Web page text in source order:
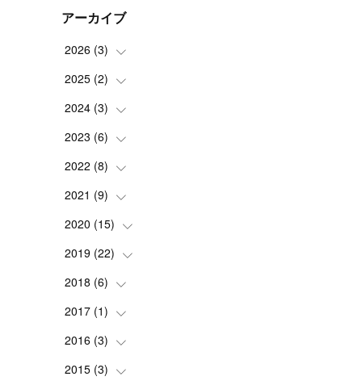
アーカイブ
2026 (3)
(2
(1
2025 (2)
(1
(1
2024 (3)
(1
(2
2023 (6)
(1
(1
(1)
(2)
(1
2022 (8)
(1
(1)
(2)
(1
(1
(1
(1
2021 (9)
(1)
(2)
(2
(1
(1
(2
2020 (15)
(1)
(2
(1
(2
(1
2019 (22)
(3
(4
(1
(4
2018 (6)
(4
(1
(1
2017 (1)
(1
2016 (3)
(1
2015 (3)